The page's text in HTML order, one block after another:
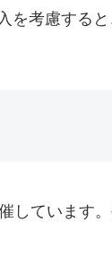
を考慮する
しています